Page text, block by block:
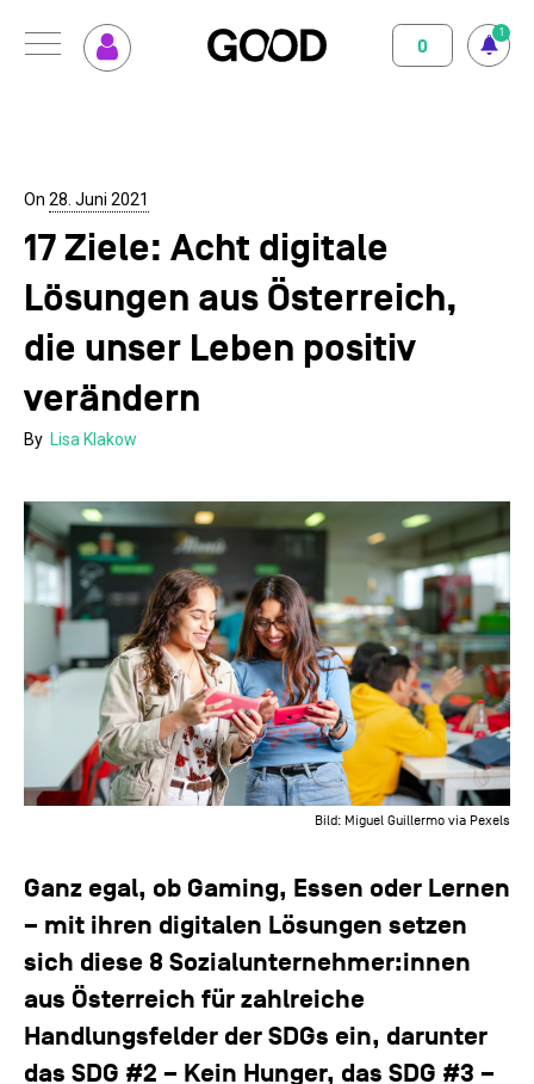
Menu
1
0
Abo abschliessen
GOOD einrichten
Magazin
Unterstützte Projekte
Spenden
Kontakt
On 28. Juni 2021
17 Ziele: Acht digitale
Lösungen aus Österreich,
die unser Leben positiv
verändern
By Lisa Klakow
Bild: Miguel Guillermo via Pexels
Ganz egal, ob Gaming, Essen oder Lernen
– mit ihren digitalen Lösungen setzen
sich diese 8 Sozialunternehmer:innen
aus Österreich für zahlreiche
Handlungsfelder der SDGs ein, darunter
das SDG #2 – Kein Hunger, das SDG #3 –